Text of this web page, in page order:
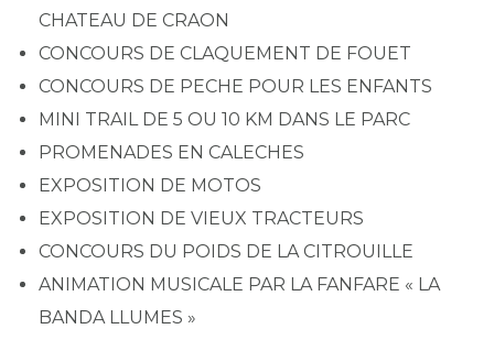
CHATEAU DE CRAON
CONCOURS DE CLAQUEMENT DE FOUET
CONCOURS DE PECHE POUR LES ENFANTS
MINI TRAIL DE 5 OU 10 KM DANS LE PARC
PROMENADES EN CALECHES
EXPOSITION DE MOTOS
EXPOSITION DE VIEUX TRACTEURS
CONCOURS DU POIDS DE LA CITROUILLE
ANIMATION MUSICALE PAR LA FANFARE « LA
BANDA LLUMES »